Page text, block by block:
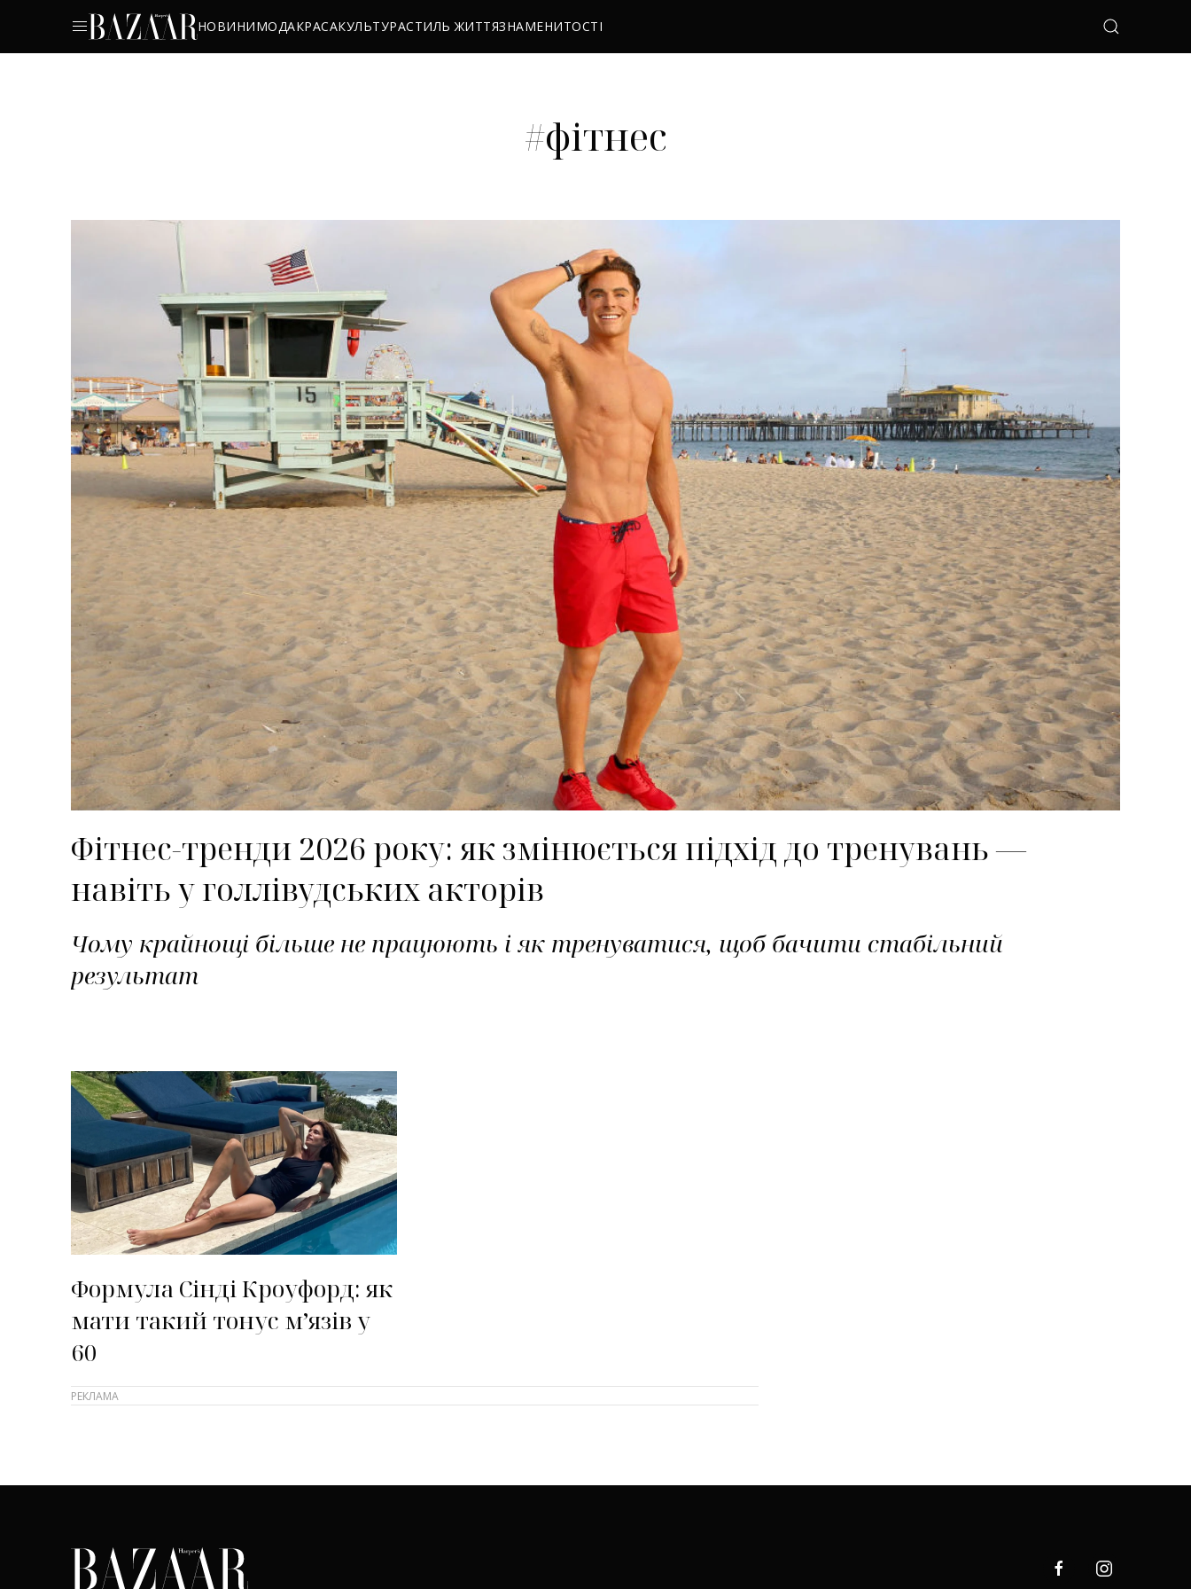
НОВИНИМОДАКРАСАКУЛЬТУРАСТИЛЬ ЖИТТЯЗНАМЕНИТОСТІ
#фітнес
Фітнес-тренди 2026 року: як змінюється підхід до тренувань —
навіть у голлівудських акторів
Чому крайнощі більше не працюють і як тренуватися, щоб бачити стабільний
результат
Формула Сінді Кроуфорд: як
мати такий тонус м’язів у
60